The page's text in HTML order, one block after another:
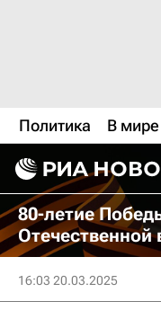
Политика В мире
80-летие
Отечественной
16:03 20.03.2025